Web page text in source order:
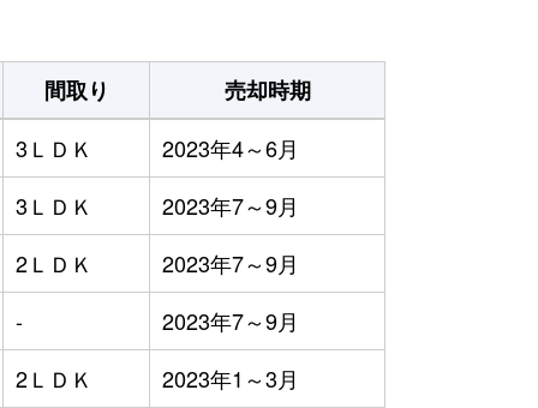
間取り
売却時期
3ＬＤＫ
2023年4～6月
3ＬＤＫ
2023年7～9月
2ＬＤＫ
2023年7～9月
-
2023年7～9月
2ＬＤＫ
2023年1～3月